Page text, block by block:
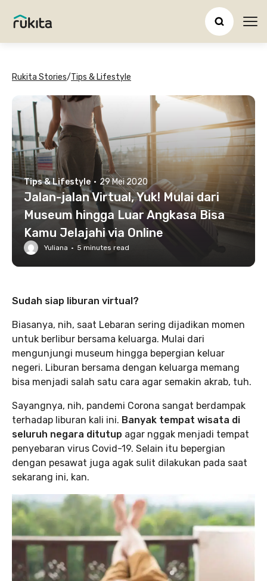
Rukita Stories/Tips & Lifestyle
Tips & Lifestyle · 29 Mei 2020
Jalan-jalan Virtual, Yuk! Mulai dari
Museum hingga Luar Angkasa Bisa
Kamu Jelajahi via Online
Yuliana · 5 minutes read
Sudah siap liburan virtual?
Biasanya, nih, saat Lebaran sering dijadikan momen
untuk berlibur bersama keluarga. Mulai dari
mengunjungi museum hingga bepergian keluar
negeri. Liburan bersama dengan keluarga memang
bisa menjadi salah satu cara agar semakin akrab, tuh.
Sayangnya, nih, pandemi Corona sangat berdampak
terhadap liburan kali ini. Banyak tempat wisata di
seluruh negara ditutup agar nggak menjadi tempat
penyebaran virus Covid-19. Selain itu bepergian
dengan pesawat juga agak sulit dilakukan pada saat
sekarang ini, kan.